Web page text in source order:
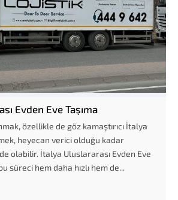
Evden Eve Taşıma
özellikle de göz kamaştırıcı İtalya
heyecan verici olduğu kadar
olabilir. İtalya Uluslararası Evden Eve
süreci hem daha hızlı hem de...